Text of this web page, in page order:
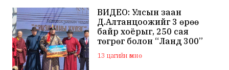
ВИДЕО: Улсын заан
Д.Алтанцоожийг 3 өрөө
байр хоёрыг, 250 сая
төгрөг болон “Ланд 300”
маркийн автомашинаар
мялаажээ
13 цагийн өмнө